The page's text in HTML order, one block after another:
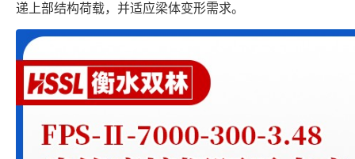
递上部结构荷载，并适应梁体变形需求。